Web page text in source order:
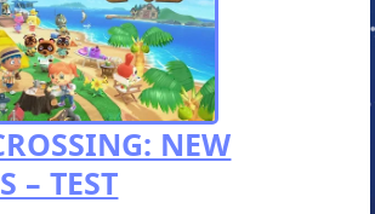
NEW
– TEST